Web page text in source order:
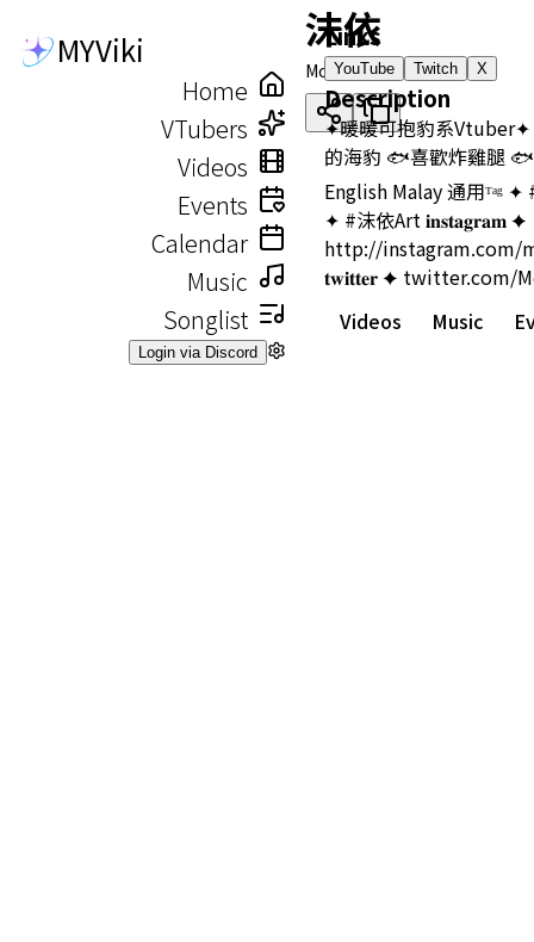
MYViki
Home
VTubers
Videos
Events
Calendar
Music
Songlist
Login via Discord
沫依
Mooi
Links
YouTube Twitch X
Description
✦暖暖可抱豹系Vtuber✦
的海豹 🐟喜歡炸雞腿
English Malay 通用ᵀᵃᵍ ✦
✦ #沫依Art 𝐢𝐧𝐬𝐭𝐚𝐠𝐫𝐚𝐦 ✦
http://instagram.com/
𝐭𝐰𝐢𝐭𝐭𝐞𝐫 ✦ twitter.com/
Videos
Music